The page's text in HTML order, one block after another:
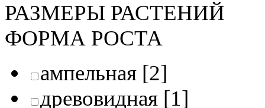
РАЗМЕРЫ РАСТЕНИЙ
ФОРМА РОСТА
ампельная [2]
древовидная [1]